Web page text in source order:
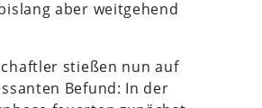
aber weitgehend
stießen nun auf
Befund: In der